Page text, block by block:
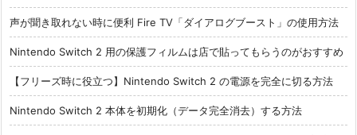
声が聞き取れない時に便利 Fire TV「ダイアログブースト」の使用方法
Nintendo Switch 2 用の保護フィルムは店で貼ってもらうのがおすすめ
【フリーズ時に役立つ】Nintendo Switch 2 の電源を完全に切る方法
Nintendo Switch 2 本体を初期化（データ完全消去）する方法